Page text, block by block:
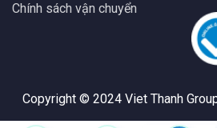
Chính sách vận chuyển
Copyright © 2024 Viet Thanh